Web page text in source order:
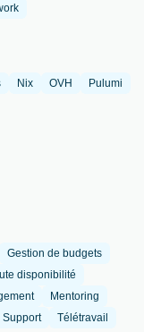
Nix OVH
Pulumi
Gestion de budgets
disponibilité
Mentoring
Support
Télétravail